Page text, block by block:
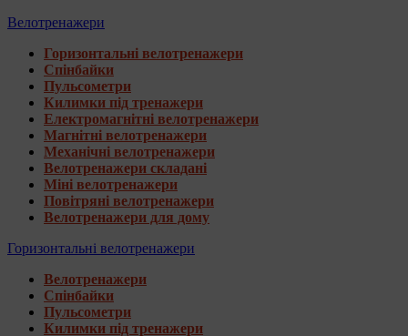
Велотренажери
Горизонтальні велотренажери
Спінбайки
Пульсометри
Килимки під тренажери
Електромагнітні велотренажери
Магнітні велотренажери
Механічні велотренажери
Велотренажери складані
Міні велотренажери
Повітряні велотренажери
Велотренажери для дому
Горизонтальні велотренажери
Велотренажери
Спінбайки
Пульсометри
Килимки під тренажери